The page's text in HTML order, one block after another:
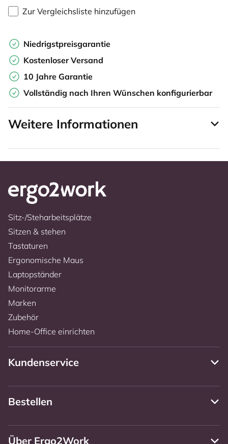
Zur Vergleichsliste hinzufügen
Niedrigstpreisgarantie
Kostenloser Versand
10 Jahre Garantie
Vollständig nach Ihren Wünschen konfigurierbar
Weitere Informationen
Sitz-/Steharbeitsplätze
Sitzen & stehen
Tastaturen
Ergonomische Maus
Laptopständer
Monitorarme
Marken
Zubehör
Home-Office einrichten
Kundenservice
Bestellen
Über Ergo2Work